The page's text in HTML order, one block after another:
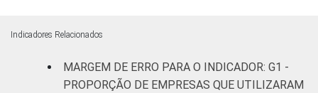
reparação de
veículos
2,9
Indicadores Relacionados
MARGEM DE ERRO PARA O INDICADOR: G1 -
PROPORÇÃO DE EMPRESAS QUE UTILIZARAM